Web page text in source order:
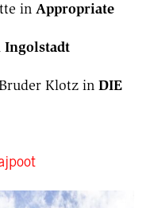
in Appropriate
Klotz in DIE